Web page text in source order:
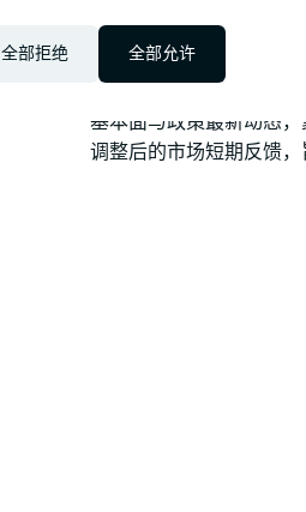
发布了《2023大湾区住宅
本报告在前作基础上更
个城市的住宅市场变化
基本面与政策最新动态
调整后的市场短期反馈，
全部拒绝 全部允许